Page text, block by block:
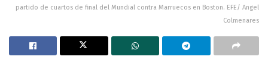
partido de cuartos de final del Mundial contra Marruecos en Boston. EFE/ Angel
Colmenares